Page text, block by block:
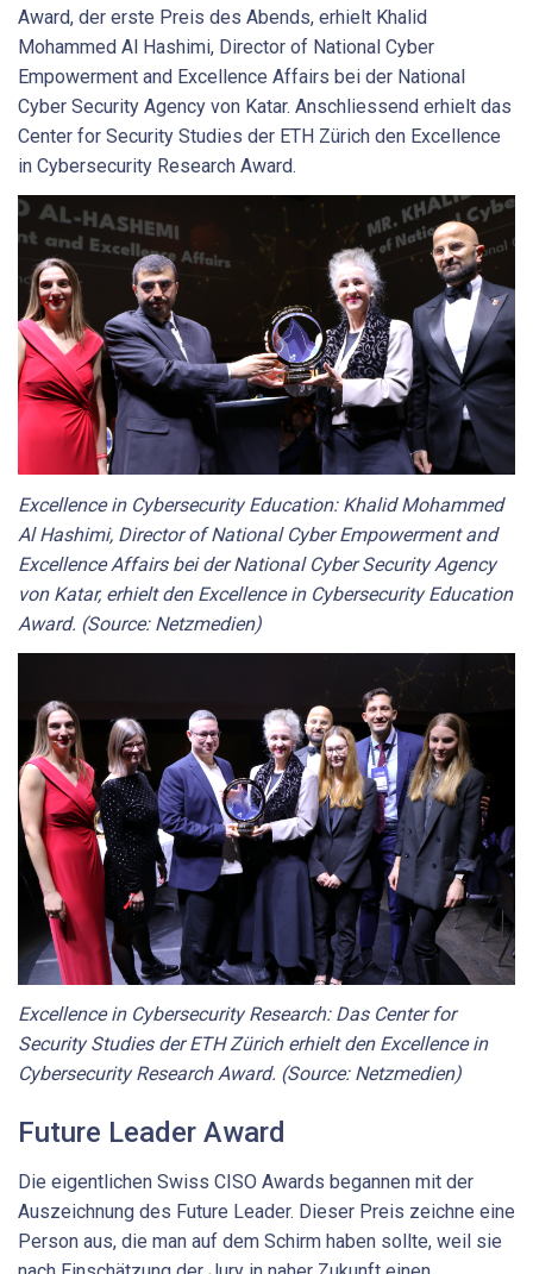
Award, der erste Preis des Abends, erhielt Khalid
Mohammed Al Hashimi, Director of National Cyber
Empowerment and Excellence Affairs bei der National
Cyber Security Agency von Katar. Anschliessend erhielt das
Center for Security Studies der ETH Zürich den Excellence
in Cybersecurity Research Award.
Excellence in Cybersecurity Education: Khalid Mohammed
Al Hashimi, Director of National Cyber Empowerment and
Excellence Affairs bei der National Cyber Security Agency
von Katar, erhielt den Excellence in Cybersecurity Education
Award. (Source: Netzmedien)
Excellence in Cybersecurity Research: Das Center for
Security Studies der ETH Zürich erhielt den Excellence in
Cybersecurity Research Award. (Source: Netzmedien)
Future Leader Award
Die eigentlichen Swiss CISO Awards begannen mit der
Auszeichnung des Future Leader. Dieser Preis zeichne eine
Person aus, die man auf dem Schirm haben sollte, weil sie